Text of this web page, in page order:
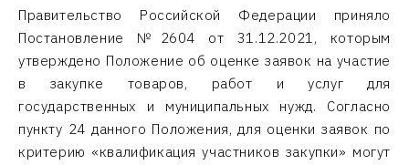
Правительство Российской Федерации приняло
Постановление №2604 от 31.12.2021, которым
утверждено Положение об оценке заявок на участие
в закупке товаров, работ и услуг для
государственных и муниципальных нужд. Согласно
пункту 24 данного Положения, для оценки заявок по
критерию «квалификация участников закупки» могут